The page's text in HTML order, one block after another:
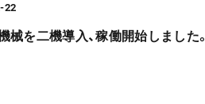
22
械を二機導入、稼働開始しました。